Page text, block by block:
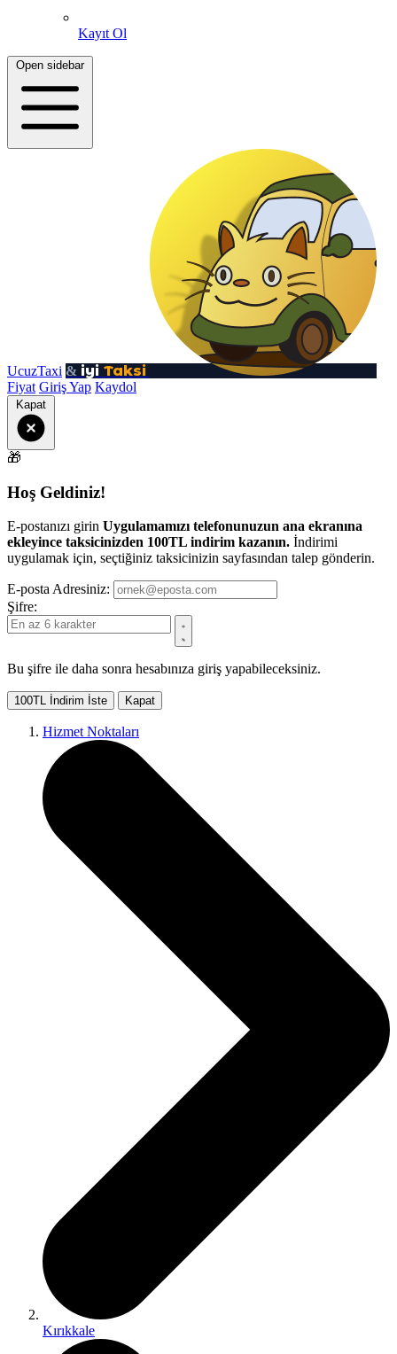
Kayıt Ol
Open sidebar
UcuzTaxi & iyi Taksi
Fiyat Giriş Yap Kaydol
Kapat
🎁
Hoş Geldiniz!
E-postanızı girin Uygulamamızı telefonunuzun ana ekranına
ekleyince taksicinizden 100TL indirim kazanın. İndirimi
uygulamak için, seçtiğiniz taksicinizin sayfasından talep gönderin.
E-posta Adresiniz:
Şifre:
Bu şifre ile daha sonra hesabınıza giriş yapabileceksiniz.
100TL İndirim İste Kapat
Hizmet Noktaları
Kırıkkale